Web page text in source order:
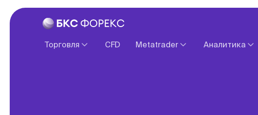
Торговля CFD Metatrader Аналитика